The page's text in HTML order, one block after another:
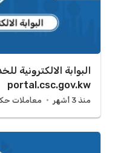
البوابة الالكترونية
portal.csc.gov.kw
منذ 3 أشهر معاملات